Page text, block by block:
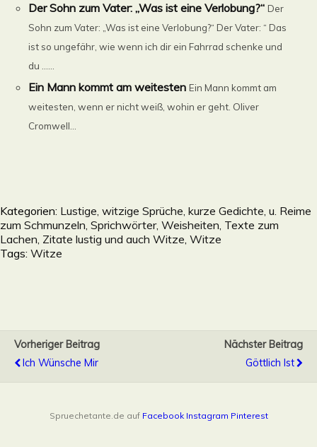
Der Sohn zum Vater: „Was ist eine Verlobung?“ Der
Sohn zum Vater: „Was ist eine Verlobung?“ Der Vater: “ Das
ist so ungefähr, wie wenn ich dir ein Fahrrad schenke und
du ......
Ein Mann kommt am weitesten Ein Mann kommt am
weitesten, wenn er nicht weiß, wohin er geht. Oliver
Cromwell...
Kategorien: Lustige, witzige Sprüche, kurze Gedichte, u. Reime
zum Schmunzeln, Sprichwörter, Weisheiten, Texte zum
Lachen, Zitate lustig und auch Witze Witze
Tags: Witze
Vorheriger Beitrag
Ich Wünsche Mir
Nächster Beitrag
Göttlich Ist
Spruechetante.de auf Facebook Instagram Pinterest